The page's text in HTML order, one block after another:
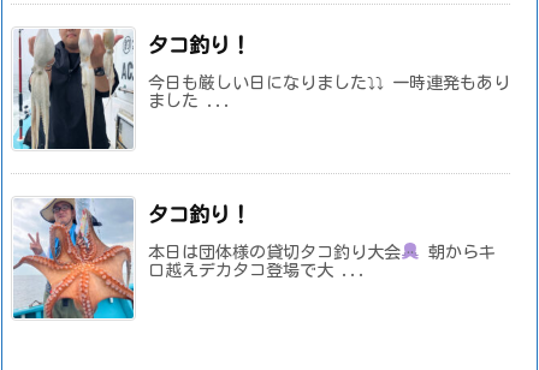
タコ釣り！
今日も厳しい日になりました⤵⤵ 一時連発もあり
ました ...
タコ釣り！
本日は団体様の貸切タコ釣り大会
朝からキ
ロ越えデカタコ登場で大 ...